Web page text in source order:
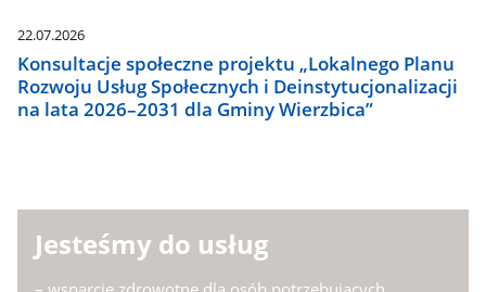
22.07.2026
Konsultacje społeczne projektu „Lokalnego Planu
Rozwoju Usług Społecznych i Deinstytucjonalizacji
na lata 2026–2031 dla Gminy Wierzbica”
Jesteśmy do usług